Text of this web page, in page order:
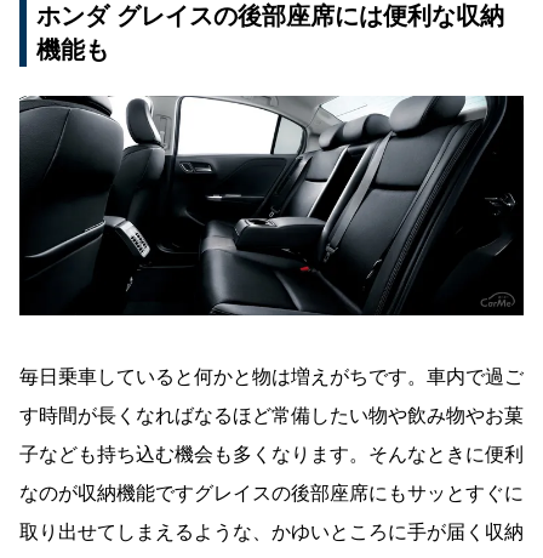
ホンダ グレイスの後部座席には便利な収納
機能も
毎日乗車していると何かと物は増えがちです。車内で過ご
す時間が長くなればなるほど常備したい物や飲み物やお菓
子なども持ち込む機会も多くなります。そんなときに便利
なのが収納機能ですグレイスの後部座席にもサッとすぐに
取り出せてしまえるような、かゆいところに手が届く収納